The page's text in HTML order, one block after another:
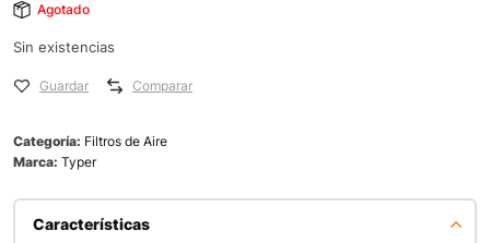
Agotado
Sin existencias
Guardar Comparar
Categoría: Filtros de Aire
Marca: Typer
Características